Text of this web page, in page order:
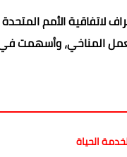
المناخي، وأسهمت
الحياة